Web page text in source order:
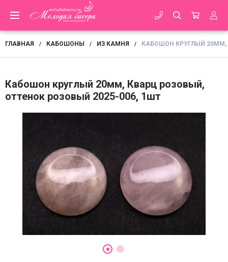
ГЛАВНАЯ / КАБОШОНЫ / ИЗ КАМНЯ / КАБОШОН КРУГЛЫЙ 20ММ,
Кабошон круглый 20мм, Кварц розовый,
оттенок розовый 2025-006, 1шт